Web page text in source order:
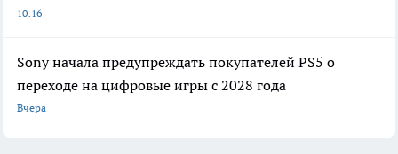
10:16
Sony начала предупреждать покупателей PS5 о
переходе на цифровые игры с 2028 года
Вчера